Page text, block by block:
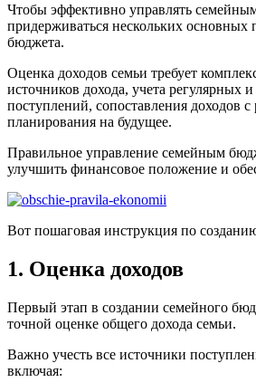
Чтобы эффективно управлять
придерживаться нескольких основных
бюджета.
Оценка доходов семьи требует
источников дохода, учета регулярных
поступлений, сопоставления доходов с
планирования на будущее.
Правильное управление семейным
улучшить финансовое положение и
Вот пошаговая инструкция по
1. Оценка доходов
Первый этап в создании семейного
точной оценке общего дохода семьи.
Важно учесть все источники
включая: